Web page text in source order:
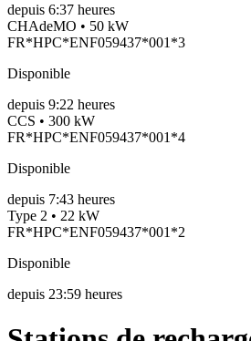
depuis 6:37 heures
CHAdeMO • 50 kW
FR*HPC*ENF059437*001*3
Disponible
depuis 9:22 heures
CCS • 300 kW
FR*HPC*ENF059437*001*4
Disponible
depuis 7:43 heures
Type 2 • 22 kW
FR*HPC*ENF059437*001*2
Disponible
depuis 23:59 heures